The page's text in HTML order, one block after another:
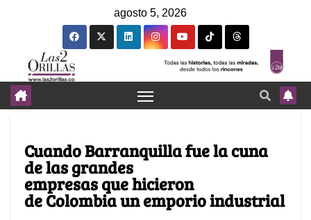
agosto 5, 2026
Cuando Barranquilla fue la cuna
de las grandes
empresas que hicieron
de Colombia un emporio industrial